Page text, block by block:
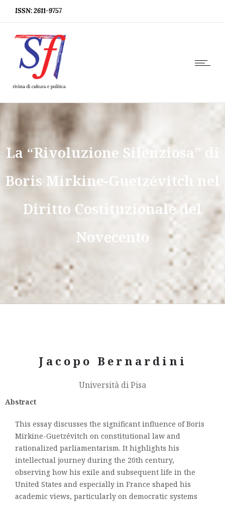
ISSN: 2611-9757
La “Rivoluzione Silenziosa” di
Boris Mirkine-Guetzévitch nel
Diritto Costituzionale del
Novecento
Jacopo Bernardini
Università di Pisa
Abstract
This essay discusses the significant influence of Boris
Mirkine-Guetzévitch on constitutional law and
rationalized parliamentarism. It highlights his
intellectual journey during the 20th century,
observing how his exile and subsequent life in the
United States and especially in France shaped his
academic views, particularly on democratic systems